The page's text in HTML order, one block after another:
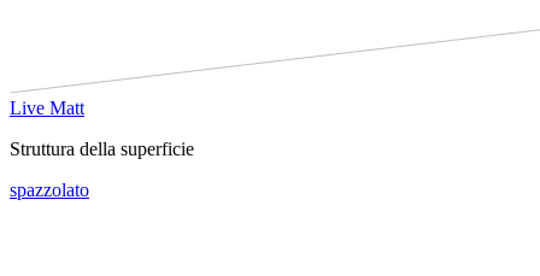
Live Matt
Struttura della superficie
spazzolato